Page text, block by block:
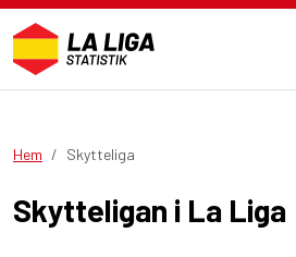
Hem Skytteliga
Skytteligan i La Liga